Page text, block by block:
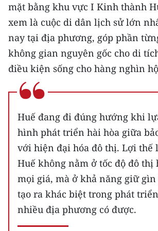
Chuyên trang Hà Nội
Chuyên trang TP. Hồ Chí Minh
CHUYÊN ĐỀ
CÁC CHUYÊN TRANG
VỀ BÁO NHÂN DÂN
THỜI NAY
NHÂN DÂN CUỐI TUẦN
NHÂN DÂN HẰNG THÁNG
MUA BÁO
mặt bằng khu vực I Kinh thành
xem là cuộc di dân lịch sử lớn
nay tại địa phương, góp phần
không gian nguyên gốc cho di
điều kiện sống cho hàng nghìn
Huế đang đi đúng hướng khi
hình phát triển hài hòa giữa
với hiện đại hóa đô thị. Lợi thế
Huế không nằm ở tốc độ đô thị
mọi giá, mà ở khả năng giữ gìn
tạo ra khác biệt trong phát
nhiều địa phương có được.